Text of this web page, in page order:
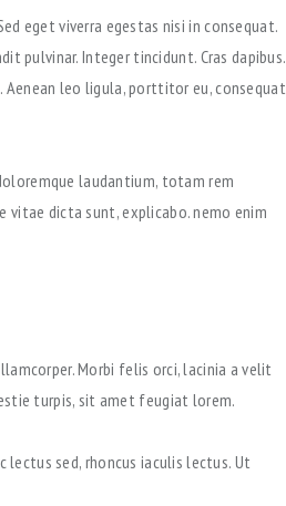
eget viverra egestas nisi in consequat.
pulvinar. Integer tincidunt. Cras dapibus.
leo ligula, porttitor eu, consequat
laudantium, totam rem
vitae dicta sunt, explicabo. nemo enim
Morbi felis orci, lacinia a velit
turpis, sit amet feugiat lorem.
sed, rhoncus iaculis lectus. Ut